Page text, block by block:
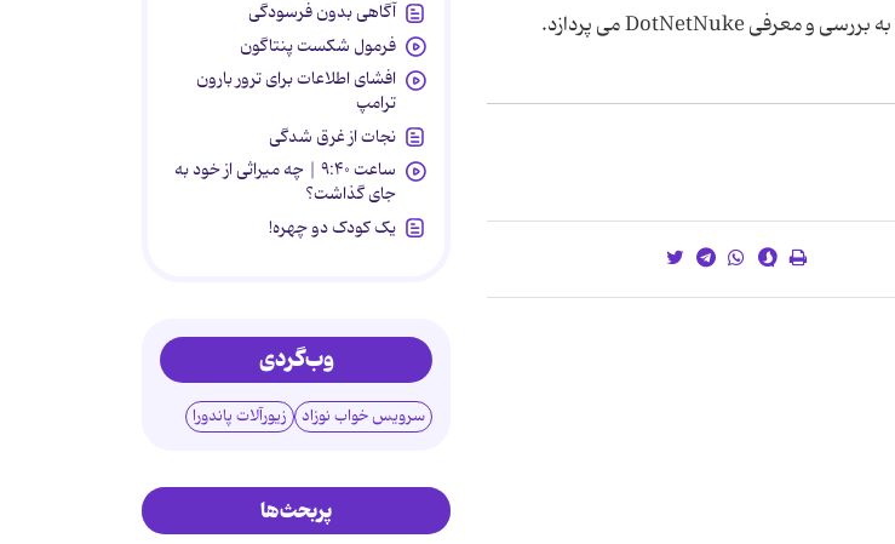
این فایل که توسط خانم مریم زمانی و عیرضا اسم رام تهیه و تدوین شده است به بررسی و معرفی DotNetNuke می پردازد.
آگاهی بدون فرسودگی
فرمول شکست پنتاگون
افشای اطلاعات برای ترور بارون
ترامپ
نجات از غرق شدگی
ساعت ۹:۴۰ | چه میراثی از خود به
جای گذاشت؟
یک کودک دو چهره!
وب‌گردی
سرویس خواب نوزاد زیورآلات پاندورا
پربحث‌ها